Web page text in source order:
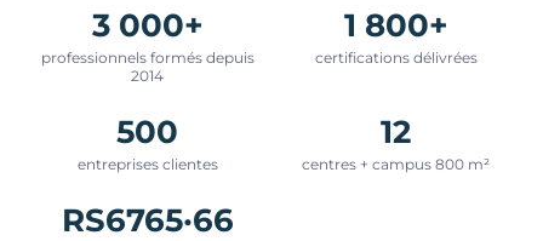
3 000+
professionnels formés depuis
2014
1 800+
certifications délivrées
500
entreprises clientes
12
centres + campus 800 m²
RS6765·66